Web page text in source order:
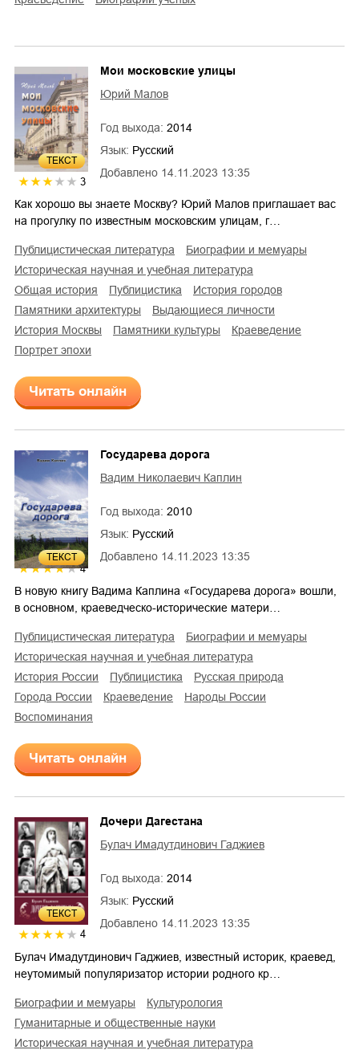
ТЕКСТ
3
Добавлено 14.11.2023 13:35
Мои московские улицы
Юрий Малов
Год выхода: 2014
Язык: Русский
Как хорошо вы знаете Москву? Юрий Малов приглашает вас
на прогулку по известным московским улицам, г…
публицистическая литература
биографии и мемуары
историческая научная и учебная литература
общая история
публицистика
история городов
памятники архитектуры
выдающиеся личности
история Москвы
памятники культуры
краеведение
портрет эпохи
Читать онлайн
ТЕКСТ
4
Добавлено 14.11.2023 13:35
Государева дорога
Вадим Николаевич Каплин
Год выхода: 2010
Язык: Русский
В новую книгу Вадима Каплина «Государева дорога» вошли,
в основном, краеведческо-исторические матери…
публицистическая литература
биографии и мемуары
историческая научная и учебная литература
история России
публицистика
русская природа
города России
краеведение
народы России
воспоминания
Читать онлайн
ТЕКСТ
4
Добавлено 14.11.2023 13:35
Дочери Дагестана
Булач Имадутдинович Гаджиев
Год выхода: 2014
Язык: Русский
Булач Имадутдинович Гаджиев, известный историк, краевед,
неутомимый популяризатор истории родного кр…
биографии и мемуары
культурология
гуманитарные и общественные науки
историческая научная и учебная литература